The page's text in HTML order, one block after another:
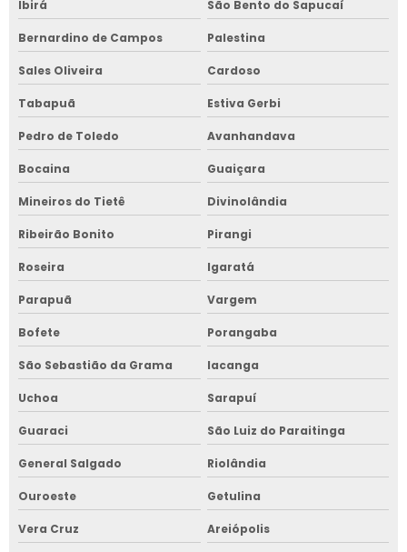
Ibirá São Bento do Sapucaí
Bernardino de Campos Palestina
Sales Oliveira Cardoso
Tabapuã Estiva Gerbi
Pedro de Toledo Avanhandava
Bocaina Guaiçara
Mineiros do Tietê Divinolândia
Ribeirão Bonito Pirangi
Roseira Igaratá
Parapuã Vargem
Bofete Porangaba
São Sebastião da Grama Iacanga
Uchoa Sarapuí
Guaraci São Luiz do Paraitinga
General Salgado Riolândia
Ouroeste Getulina
Vera Cruz Areiópolis